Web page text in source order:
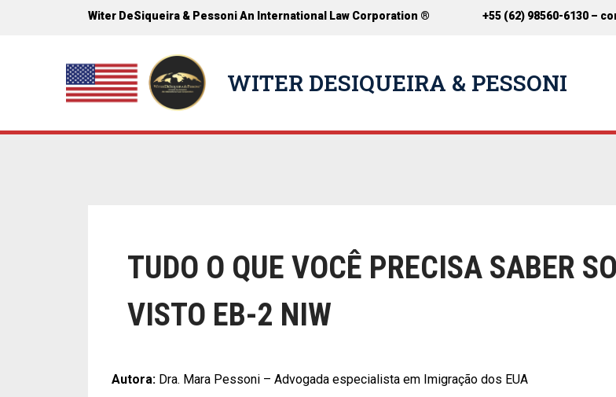
Witer DeSiqueira & Pessoni An International Law Corporation ® +55 (62) 98560-6130 –
WITER DESIQUEIRA & PESSONI
TUDO O QUE VOCÊ PRECISA SABER
VISTO EB-2 NIW
Autora: Dra. Mara Pessoni – Advogada especialista em Imigração dos EUA